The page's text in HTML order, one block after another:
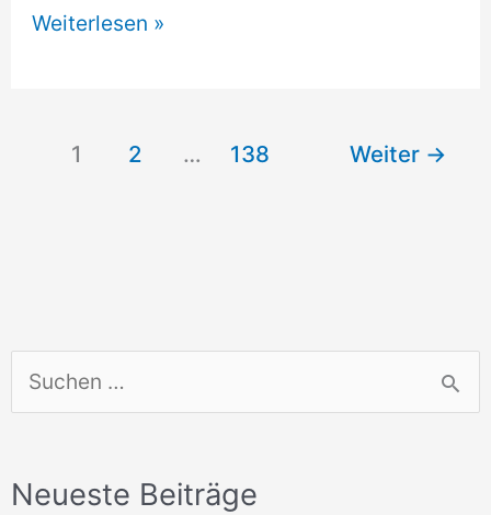
u
h
Neueste Beiträge
Hundeschule
Weiterlesen »
1 2 … 138 Weiter →